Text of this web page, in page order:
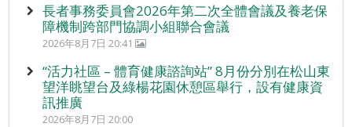
長者事務委員會2026年第二次全體會議及養老保
障機制跨部門協調小組聯合會議
2026年8月7日 20:41
“活力社區 – 體育健康諮詢站” 8月份分別在松山東
望洋眺望台及綠楊花園休憩區舉行，設有健康資
訊推廣
2026年8月7日 20:00